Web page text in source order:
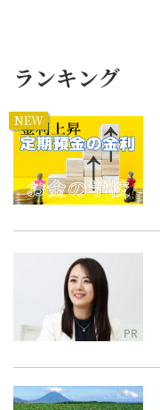
ランキング
NEW
PR